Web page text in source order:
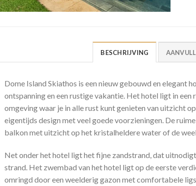
BESCHRIJVING
Dome Island Skiathos is een nieuw gebouwd en elegant
ontspanning en een rustige vakantie. Het hotel ligt in
omgeving waar je in alle rust kunt genieten van uitzicht
eigentijds design met veel goede voorzieningen. De
balkon met uitzicht op het kristalheldere water of de
Net onder het hotel ligt het fijne zandstrand, dat
strand. Het zwembad van het hotel ligt op de eerste
omringd door een weelderig gazon met comfortabele